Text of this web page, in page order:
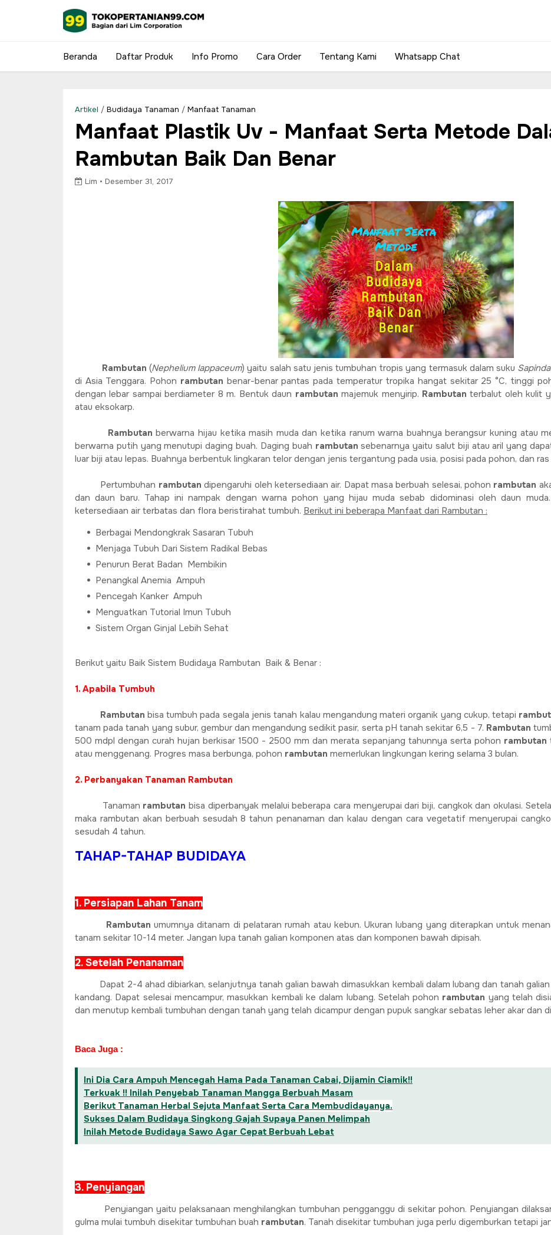
Beranda Daftar Produk Info Promo Cara Order Tentang Kami Whatsapp Chat
Artikel / Budidaya Tanaman / Manfaat Tanaman
Manfaat Plastik Uv - Manfaat Serta Metode
Rambutan Baik Dan Benar
Lim • Desember 31, 2017
Rambutan(Nephelium lappaceum) yaitu salah satu jenis tumbuhan tropis yang termasuk dalam suku
di Asia Tenggara. Pohon rambutan benar-benar pantas pada temperatur tropika hangat sekitar 25 °C, tinggi
dengan lebar sampai berdiameter 8 m. Bentuk daun rambutanmajemuk menyirip. Rambutanterbalut oleh kulit
atau eksokarp.
Rambutanberwarna hijau ketika masih muda dan ketika ranum warna buahnya berangsur kuning atau
berwarna putih yang menutupi daging buah. Daging buah rambutansebenarnya yaitu salut biji atau aril yang
luar biji atau lepas. Buahnya berbentuk lingkaran telor dengan jenis tergantung pada usia, posisi pada pohon, dan ras
Pertumbuhan rambutandipengaruhi oleh ketersediaan air. Dapat masa berbuah selesai, pohon rambutan
dan daun baru. Tahap ini nampak dengan warna pohon yang hijau muda sebab didominasi oleh daun
ketersediaan air terbatas dan flora beristirahat tumbuh. Berikut ini beberapa Manfaat dari Rambutan :
Berbagai Mendongkrak Sasaran Tubuh
Menjaga Tubuh Dari Sistem Radikal Bebas
Penurun Berat Badan Membikin
Penangkal Anemia Ampuh
Pencegah Kanker Ampuh
Menguatkan Tutorial Imun Tubuh
Sistem Organ Ginjal Lebih Sehat
Berikut yaitu Baik Sistem Budidaya Rambutan Baik & Benar :
1. Apabila Tumbuh
Rambutan bisa tumbuh pada segala jenis tanah kalau mengandung materi organik yang cukup, tetapi
tanam pada tanah yang subur, gembur dan mengandung sedikit pasir, serta pH tanah sekitar 6,5 - 7. Rambutan
500 mdpl dengan curah hujan berkisar 1500 - 2500 mm dan merata sepanjang tahunnya serta pohon rambutan
atau menggenang. Progres masa berbunga, pohon rambutan memerlukan lingkungan kering selama 3 bulan.
2. Perbanyakan Tanaman Rambutan
Tanaman rambutanbisa diperbanyak melalui beberapa cara menyerupai dari biji, cangkok dan okulasi.
maka rambutan akan berbuah sesudah 8 tahun penanaman dan kalau dengan cara vegetatif menyerupai
sesudah 4 tahun.
TAHAP-TAHAP BUDIDAYA
1. Persiapan Lahan Tanam
Rambutanumumnya ditanam di pelataran rumah atau kebun. Ukuran lubang yang diterapkan untuk
tanam sekitar 10-14 meter. Jangan lupa tanah galian komponen atas dan komponen bawah dipisah.
2. Setelah Penanaman
Dapat 2-4 ahad dibiarkan, selanjutnya tanah galian bawah dimasukkan kembali dalam lubang dan tanah
kandang. Dapat selesai mencampur, masukkan kembali ke dalam lubang. Setelah pohon rambutan yang telah
dan menutup kembali tumbuhan dengan tanah yang telah dicampur dengan pupuk sangkar sebatas leher akar dan
Baca Juga :
Ini Dia Cara Ampuh Mencegah Hama Pada Tanaman Cabai, Dijamin Ciamik!!
Terkuak !! Inilah Penyebab Tanaman Mangga Berbuah Masam
Berikut Tanaman Herbal Sejuta Manfaat Serta Cara Membudidayanya.
Sukses Dalam Budidaya Singkong Gajah Supaya Panen Melimpah
Inilah Metode Budidaya Sawo Agar Cepat Berbuah Lebat
3. Penyiangan
Penyiangan yaitu pelaksanaan menghilangkan tumbuhan pengganggu di sekitar pohon. Penyiangan
gulma mulai tumbuh disekitar tumbuhan buah rambutan. Tanah disekitar tumbuhan juga perlu digemburkan tetapi